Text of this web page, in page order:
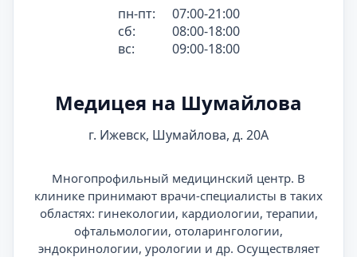
пн-пт:
07:00-21:00
сб:
08:00-18:00
вс:
09:00-18:00
Медицея на Шумайлова
г. Ижевск, Шумайлова, д. 20А
Многопрофильный медицинский центр. В
клинике принимают врачи-специалисты в таких
областях: гинекологии, кардиологии, терапии,
офтальмологии, отоларингологии,
эндокринологии, урологии и др. Осуществляет